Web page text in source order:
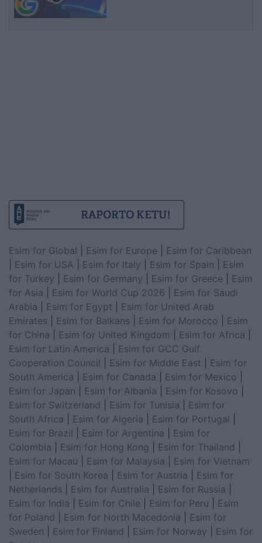
Esim for Global Esim for Europe
Esim for Caribbean
Esim for USA Esim for Italy Esim for Spain
Esim
for Turkey
Esim for Germany Esim for Greece
Esim
for Asia
Esim for World Cup 2026
Esim for Saudi
Arabia
Esim for Egypt
Esim for United Arab
Emirates
Esim for Balkans Esim for Morocco
Esim
for China
Esim for United Kingdom Esim for Africa
Esim for Latin America
Esim for GCC Gulf
Cooperation Council
Esim for Middle East
Esim for
South America
Esim for Canada Esim for Mexico
Esim for Japan
Esim for Albania Esim for Kosovo
Esim for Switzerland
Esim for Tunisia
Esim for
South Africa
Esim for Algeria Esim for Portugal
Esim for Brazil
Esim for Argentina
Esim for
Colombia
Esim for Hong Kong Esim for Thailand
Esim for Macau
Esim for Malaysia
Esim for Vietnam
Esim for South Korea Esim for Austria
Esim for
Netherlands
Esim for Australia Esim for Russia
Esim for India
Esim for Chile Esim for Peru
Esim
for Poland
Esim for North Macedonia
Esim for
Sweden
Esim for Finland Esim for Norway
Esim for